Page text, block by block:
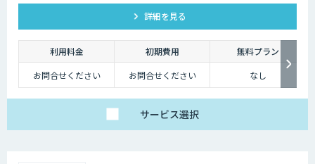
詳細を見る
利用料金 初期費用
無料プラン
お問合せください
お問合せください なし
サービス選択